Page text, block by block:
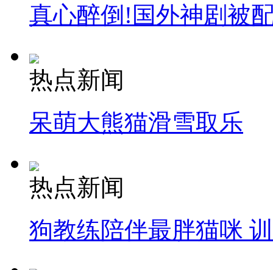
真心醉倒!国外神剧被
热点新闻
呆萌大熊猫滑雪取乐
热点新闻
狗教练陪伴最胖猫咪